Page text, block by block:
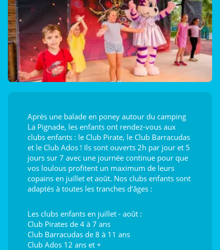
Après une balade en poney autour du camping
La Pignade, les enfants ont rendez-vous aux
clubs enfants : le Club Pirate, le Club Barracudas
et le Club Ados ! Ils sont ouverts 2h par jour et 5
jours sur 7 avec une journée continue pour que
vos loulous profitent un maximum de leurs
copains en juillet et août. Nos clubs enfants sont
adaptés à toutes les tranches d'âges :
Les clubs enfants en juillet - août :
Club Pirates de 4 à 7 ans
Club Barracudas de 8 à 11 ans
Club Ados 12 ans et +